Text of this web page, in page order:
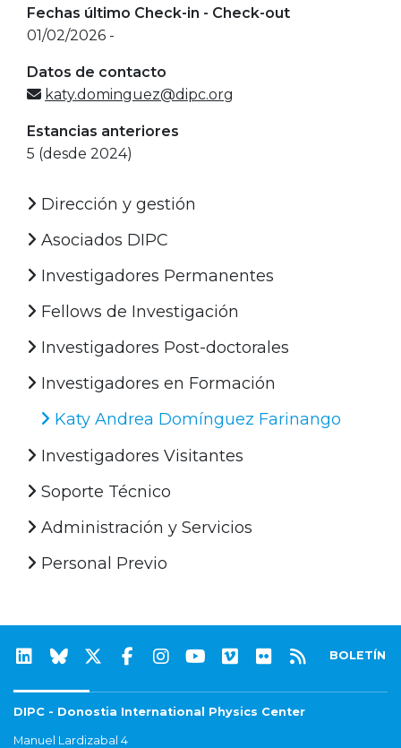
Fechas último Check-in - Check-out
01/02/2026 -
Datos de contacto
katy.dominguez@dipc.org
Estancias anteriores
5 (desde 2024)
Dirección y gestión
Asociados DIPC
Investigadores Permanentes
Fellows de Investigación
Investigadores Post-doctorales
Investigadores en Formación
Katy Andrea Domínguez Farinango
Investigadores Visitantes
Soporte Técnico
Administración y Servicios
Personal Previo
BOLETÍN
DIPC - Donostia International Physics Center
Manuel Lardizabal 4